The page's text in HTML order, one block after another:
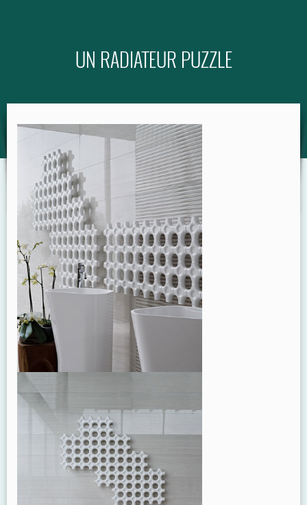
GUIDE
UN RADIATEUR PUZZLE